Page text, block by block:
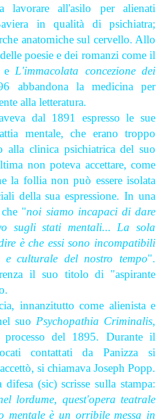
lavorare all'asilo per alienati
in qualità di psichiatra;
anatomiche sul cervello. Allo
poesie e dei romanzi come il
e L'immacolata concezione dei
abbandona la medicina per
alla letteratura.
dal 1891 espresso le sue
mentale, che erano troppo
alla clinica psichiatrica del suo
non poteva accettare, come
la follia non può essere isolata
della sua espressione. In una
"noi siamo incapaci di dare
sugli stati mentali... La sola
è che essi sono incompatibili
culturale del nostro tempo".
il suo titolo di "aspirante
innanzitutto come alienista e
suo Psychopathia Criminalis,
del 1895. Durante il
contattati da Panizza si
si chiamava Joseph Popp.
difesa (sic) scrisse sulla stampa:
lordume, quest'opera teatrale
mentale è un orribile messa in